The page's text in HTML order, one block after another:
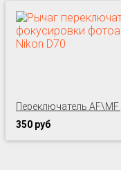
Переключатель AF\MF
350 руб